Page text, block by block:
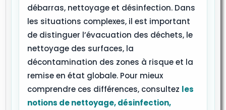
débarras, nettoyage et désinfection. Dans
les situations complexes, il est important
de distinguer l’évacuation des déchets, le
nettoyage des surfaces, la
décontamination des zones à risque et la
remise en état globale. Pour mieux
comprendre ces différences, consultez les
notions de nettoyage, désinfection,